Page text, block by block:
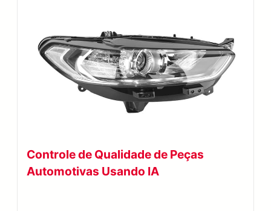
Controle de Qualidade de Peças
Automotivas Usando IA